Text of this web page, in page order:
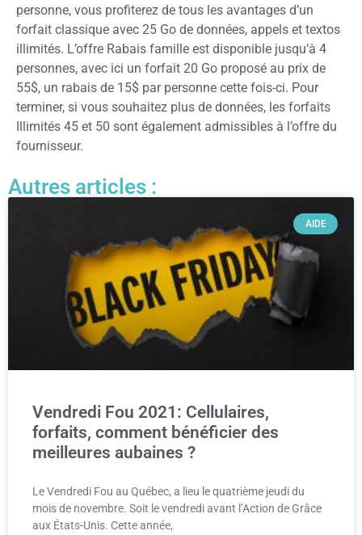
personne, vous profiterez de tous les avantages d’un
forfait classique avec 25 Go de données, appels et textos
illimités. L’offre Rabais famille est disponible jusqu’à 4
personnes, avec ici un forfait 20 Go proposé au prix de
55$, un rabais de 15$ par personne cette fois-ci. Pour
terminer, si vous souhaitez plus de données, les forfaits
Illimités 45 et 50 sont également admissibles à l’offre du
fournisseur.
Autres articles :
AIDE
Vendredi Fou 2021: Cellulaires,
forfaits, comment bénéficier des
meilleures aubaines ?
Le Vendredi Fou au Québec, a lieu le quatrième jeudi du
mois de novembre. Soit le vendredi avant l’Action de Grâce
aux États-Unis. Cette année,